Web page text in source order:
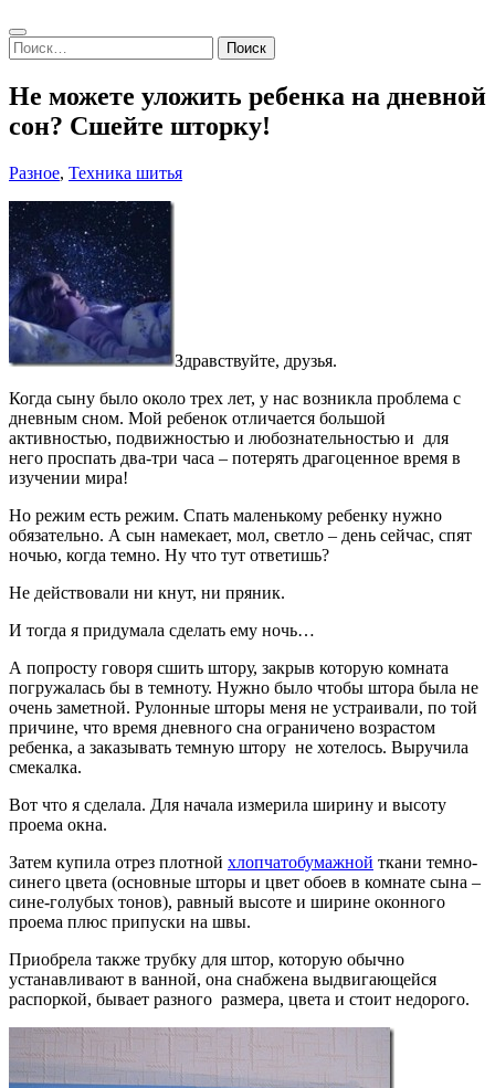
Search
Найти:
Не можете уложить ребенка на дневной
сон? Сшейте шторку!
Разное, Техника шитья
Здравствуйте, друзья.
Когда сыну было около трех лет, у нас возникла проблема с
дневным сном. Мой ребенок отличается большой
активностью, подвижностью и любознательностью и для
него проспать два-три часа – потерять драгоценное время в
изучении мира!
Но режим есть режим. Спать маленькому ребенку нужно
обязательно. А сын намекает, мол, светло – день сейчас, спят
ночью, когда темно. Ну что тут ответишь?
Не действовали ни кнут, ни пряник.
И тогда я придумала сделать ему ночь…
А попросту говоря сшить штору, закрыв которую комната
погружалась бы в темноту. Нужно было чтобы штора была не
очень заметной. Рулонные шторы меня не устраивали, по той
причине, что время дневного сна ограничено возрастом
ребенка, а заказывать темную штору не хотелось. Выручила
смекалка.
Вот что я сделала. Для начала измерила ширину и высоту
проема окна.
Затем купила отрез плотной хлопчатобумажной ткани темно-
синего цвета (основные шторы и цвет обоев в комнате сына –
сине-голубых тонов), равный высоте и ширине оконного
проема плюс припуски на швы.
Приобрела также трубку для штор, которую обычно
устанавливают в ванной, она снабжена выдвигающейся
распоркой, бывает разного размера, цвета и стоит недорого.